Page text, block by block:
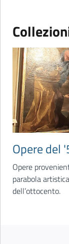
Opere del
Opere
parabola
dell’ottocento.